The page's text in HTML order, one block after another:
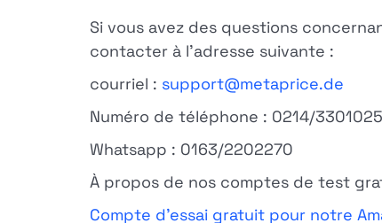
Si vous avez des questions
contacter à l'adresse suivante :
courriel : support@metaprice.de
Numéro de téléphone : 0214/
Whatsapp : 0163/2202270
À propos de nos comptes de test
Compte d'essai gratuit pour notre